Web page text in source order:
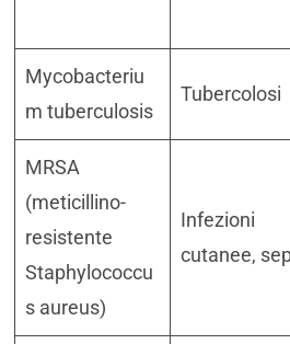
Mycobacteriu
m tuberculosis
Tubercolosi
MRSA
(meticillino-
resistente
Staphylococcu
s aureus)
Infezioni
cutanee,